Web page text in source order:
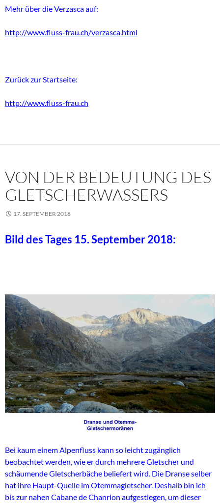
Mehr über die Verzasca auf:
http://www.fluss-frau.ch/verzasca.html
Zurück zur Startseite:
http://www.fluss-frau.ch
VON DER BEDEUTUNG DES
GLETSCHERWASSERS
17. SEPTEMBER 2018
Bild des Tages 15. September 2018:
Bei kaum einem Alpenfluss kann so leicht zugänglich
beobachtet werden, wie er durch mehrere Gletscher und
schäumende Gletscherbäche beliefert wird. Die Dranse selber
hat ihre Haupt-Quelle im Otemmagletscher. Deshalb bin ich
bis zur nahen Cabane de Chanrion aufgestiegen, um dieser